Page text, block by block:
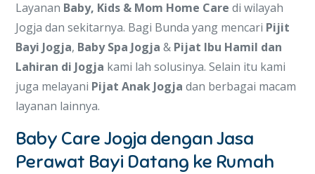
Layanan Baby, Kids & Mom Home Care di wilayah
Jogja dan sekitarnya. Bagi Bunda yang mencari Pijit
Bayi Jogja, Baby Spa Jogja & Pijat Ibu Hamil dan
Lahiran di Jogja kami lah solusinya. Selain itu kami
juga melayani Pijat Anak Jogja dan berbagai macam
layanan lainnya.
Baby Care Jogja dengan Jasa
Perawat Bayi Datang ke Rumah